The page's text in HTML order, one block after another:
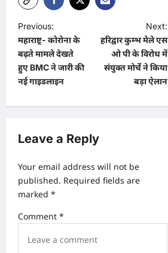
P
o
s
t
n
v
g
a
t
Previous:
महाराष्ट्र- कोरोना के
बढ़ते मामले देखते
हुए BMC ने जारी की
नई गाइडलाइन
Next:
हरिद्वार कुम्भ मेले एस
ओ पी के विरोध में
संयुक्त मोर्चे ने किया
बड़ा ऐलान
Leave a Reply
Your email address will not be
published. Required fields are
marked *
Comment *